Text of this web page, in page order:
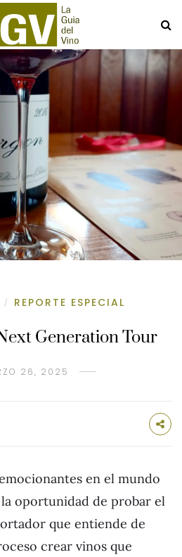
/ REPORTE ESPECIAL
Generation Tour
26, 2025
en el mundo
oportunidad de probar el
que entiende de
crear vinos que